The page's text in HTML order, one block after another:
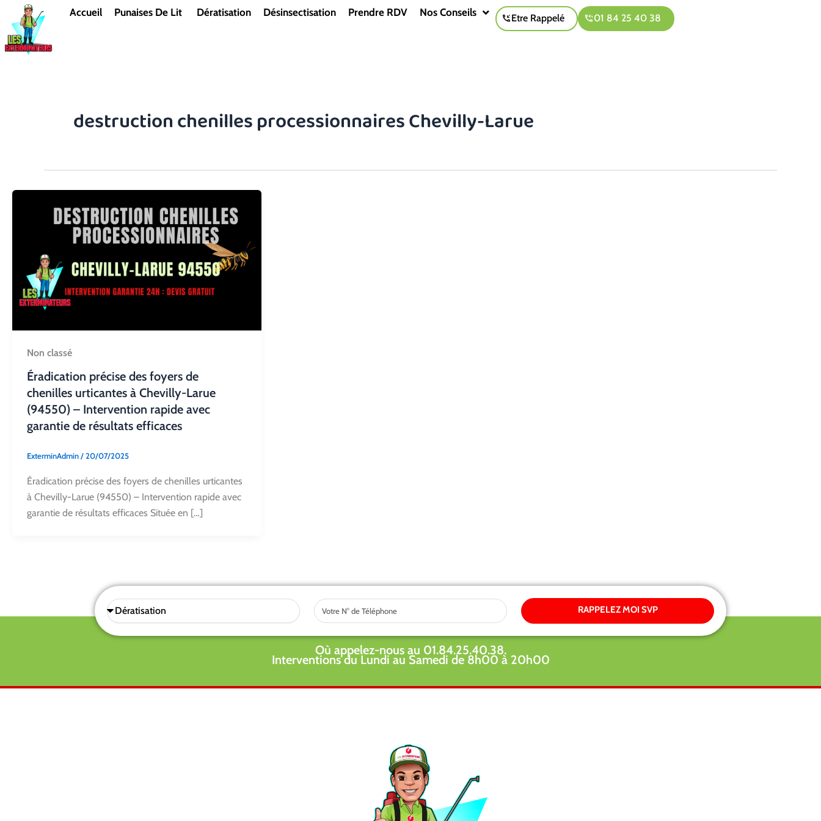
contenu
Accueil Punaises De Lit Dératisation Désinsectisation Prendre RDV Nos Conseils Etre Rappelé 01 84 25 40 38
destruction chenilles processionnaires Chevilly-Larue
Non classé
Éradication précise des foyers de
chenilles urticantes à Chevilly-Larue
(94550) – Intervention rapide avec
garantie de résultats efficaces
ExterminAdmin/20/07/2025
Éradication précise des foyers de chenilles urticantes
à Chevilly-Larue (94550) – Intervention rapide avec
garantie de résultats efficaces Située en […]
Sélectionnez
une
Tel RAPPELEZ MOI SVP
Où appelez-nous au 01.84.25.40.38.
Interventions du Lundi au Samedi de 8h00 à 20h00